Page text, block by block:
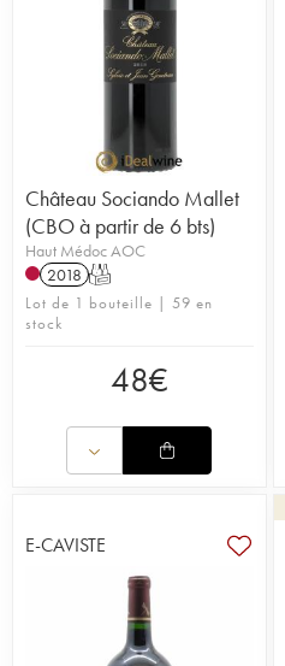
Château Sociando Mallet
(CBO à partir de 6 bts)
Haut Médoc AOC
2018 T
Lot de 1 bouteille | 59 en
stock
48€
E-CAVISTE